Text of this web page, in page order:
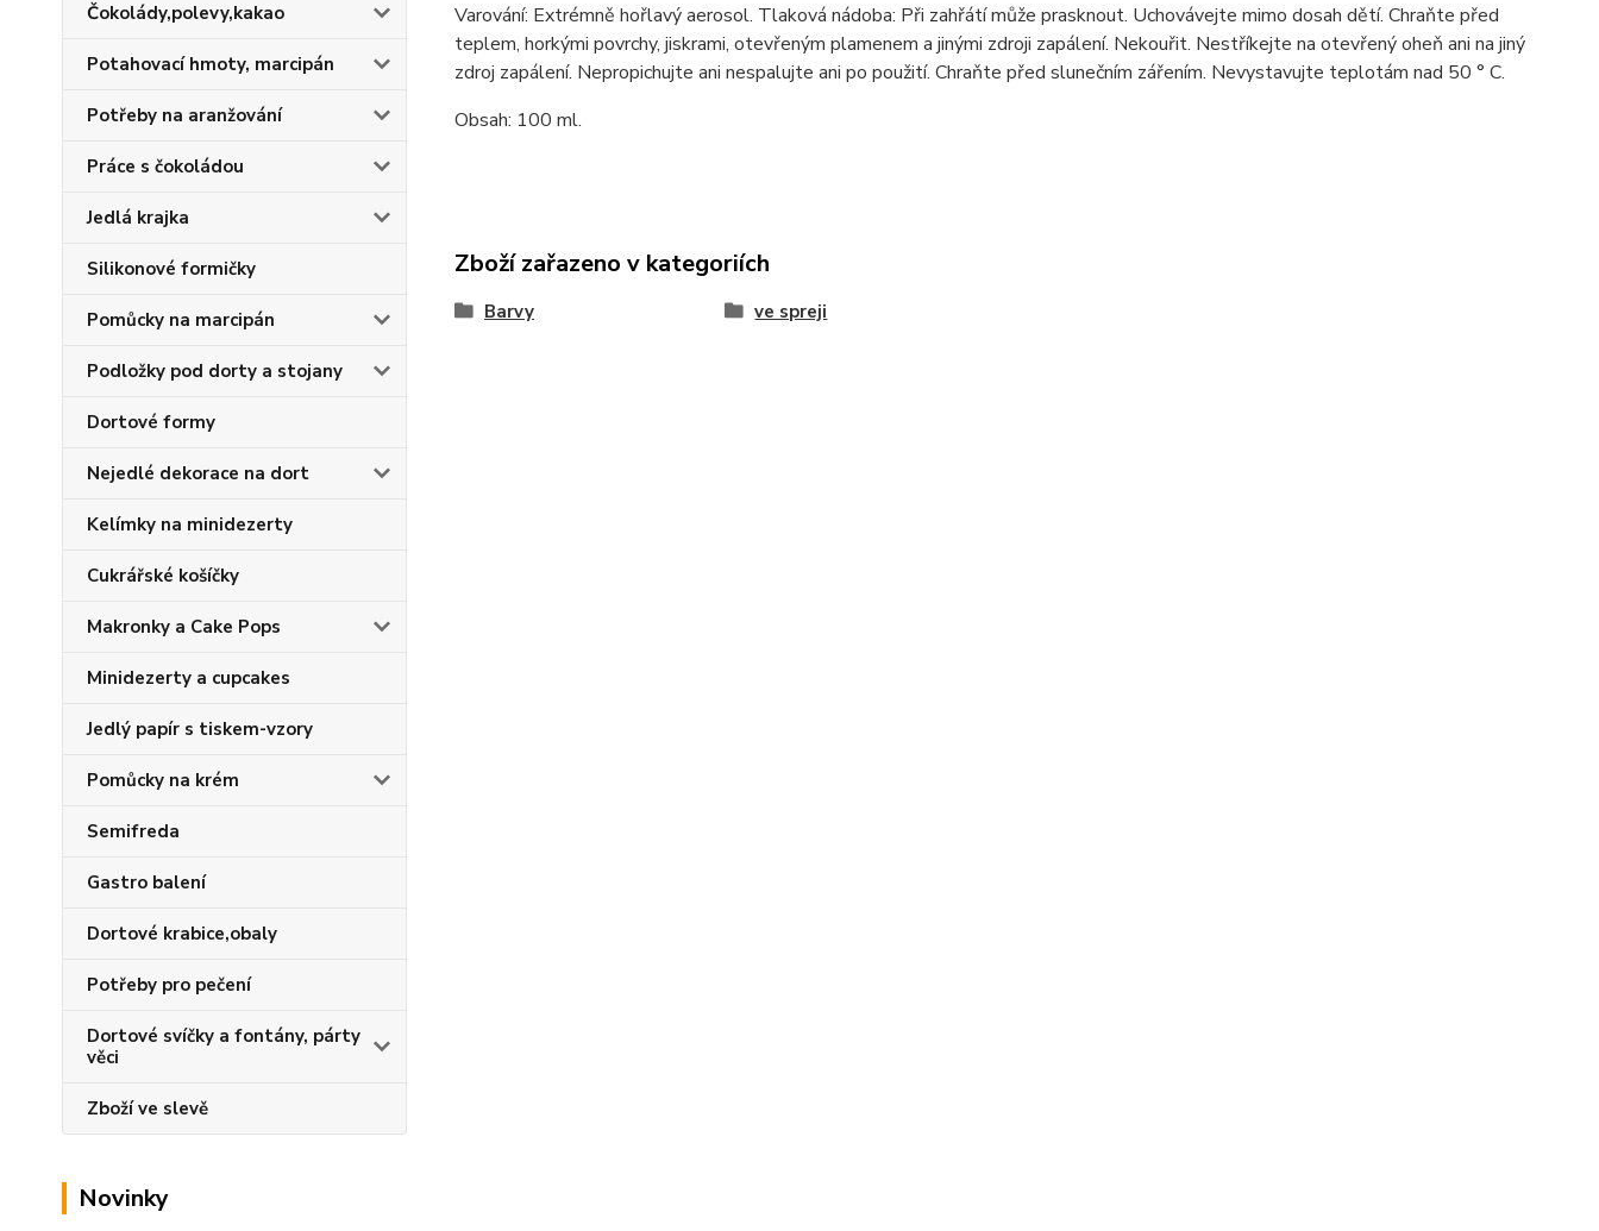
Čokolády,polevy,kakao
Potahovací hmoty, marcipán
Potřeby na aranžování
Práce s čokoládou
Jedlá krajka
Silikonové formičky
Pomůcky na marcipán
Podložky pod dorty a stojany
Dortové formy
Nejedlé dekorace na dort
Kelímky na minidezerty
Cukrářské košíčky
Makronky a Cake Pops
Minidezerty a cupcakes
Jedlý papír s tiskem-vzory
Pomůcky na krém
Semifreda
Gastro balení
Dortové krabice,obaly
Potřeby pro pečení
Dortové svíčky a fontány, párty
věci
Zboží ve slevě
Novinky
Varování: Extrémně hořlavý aerosol. Tlaková nádoba: Při zahřátí může prasknout. Uchovávejte mimo dosah dětí. Chraňte před
teplem, horkými povrchy, jiskrami, otevřeným plamenem a jinými zdroji zapálení. Nekouřit. Nestříkejte na otevřený oheň ani na jiný
zdroj zapálení. Nepropichujte ani nespalujte ani po použití. Chraňte před slunečním zářením. Nevystavujte teplotám nad 50 ° C.
Obsah: 100 ml.
Zboží zařazeno v kategoriích
Barvy ve spreji